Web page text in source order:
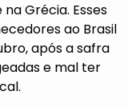
Grécia. Esses
ao Brasil
após a safra
e mal ter